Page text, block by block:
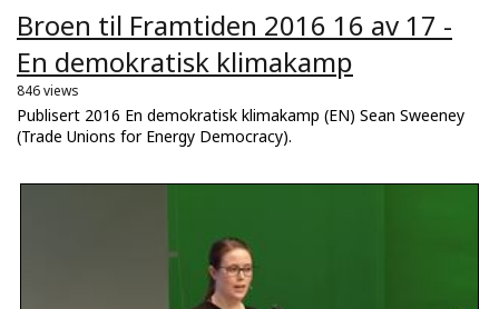
Broen til Framtiden 2016 16 av 17 -
En demokratisk klimakamp
846 views
Publisert 2016 En demokratisk klimakamp (EN) Sean Sweeney
(Trade Unions for Energy Democracy).